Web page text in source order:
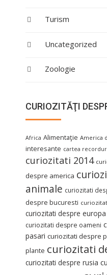
Turism
Uncategorized
Zoologie
CURIOZITĂŢI
Africa Alimentaţie America
interesante cartea
curiozitati 2014
despre america
animale curiozitati
despre bucuresti
curiozitati despre europa
curiozitati despre oameni
pasari curiozitati despre
plante curiozitati
curiozitati despre rusia